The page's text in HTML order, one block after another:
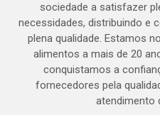
sociedade a satisfazer
necessidades, distribuindo e
plena qualidade. Estamos
alimentos a mais de 20
conquistamos a
fornecedores pela
atendimento